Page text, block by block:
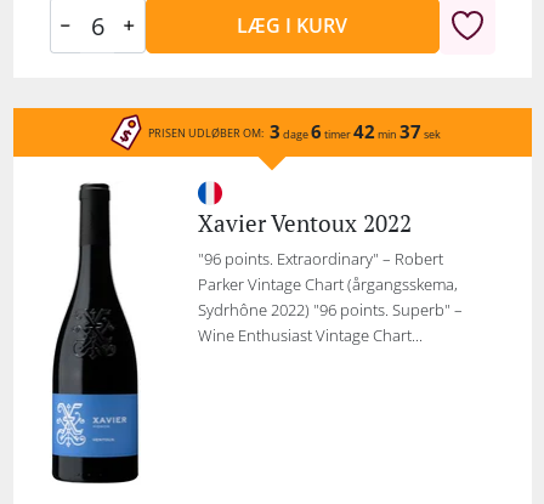
LÆG I KURV
PRISEN UDLØBER OM: 3 dage6 timer42 min 37 sek
Xavier Ventoux 2022
"96 points. Extraordinary" – Robert
Parker Vintage Chart (årgangsskema,
Sydrhône 2022) "96 points. Superb" –
Wine Enthusiast Vintage Chart...